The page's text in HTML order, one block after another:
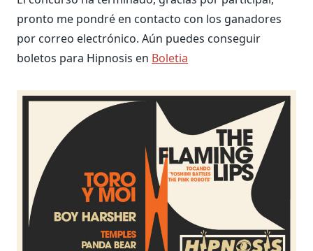
pronto me pondré en contacto con los ganadores
por correo electrónico. Aún puedes conseguir
boletos para Hipnosis en Boletia